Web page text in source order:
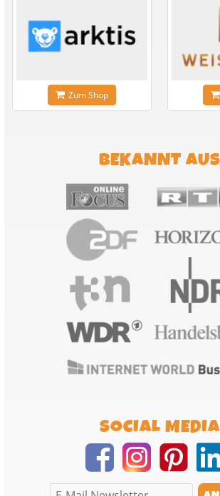
Zum Shop
BEKANNT AUS
SOCIAL MEDIA